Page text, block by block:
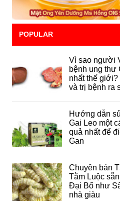
POPULAR
Vì sao người
bệnh ung thư
nhất thế giới?
và trị bệnh ra
Hướng dẫn
Gai Leo một
quả nhất để
Gan
Chuyên bán
Tằm Luộc
Đại Bổ như
nhà giàu